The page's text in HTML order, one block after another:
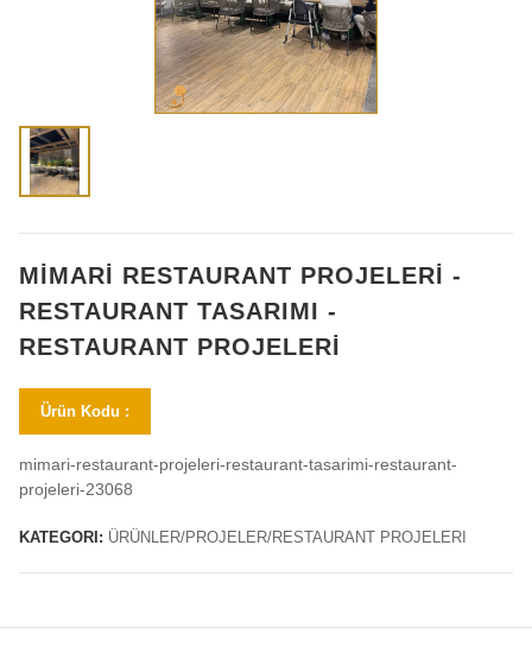
MİMARİ RESTAURANT PROJELERİ -
RESTAURANT TASARIMI -
RESTAURANT PROJELERİ
Ürün Kodu :
mimari-restaurant-projeleri-restaurant-tasarimi-restaurant-
projeleri-23068
KATEGORI: ÜRÜNLER/PROJELER/RESTAURANT PROJELERI